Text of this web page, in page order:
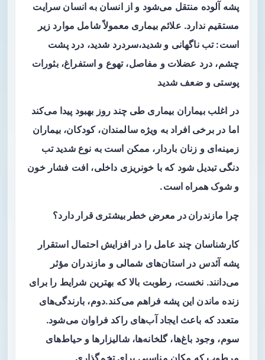
پشه آلوده منتقل می‌شود و از انسان به انسان سرایت
مستقیم ندارد. علائم بیماری معمولاً شامل موارد زیر
است: تب ناگهانی و شدید،سردرد شدید، درد پشت
چشم، درد عضلات و مفاصل، تهوع و استفراغ، بثورات
پوستی و ضعف شدید
در اغلب بیماران بیماری طی چند روز بهبود پیدا می‌کند
اما در برخی افراد به ویژه سالمندان، کودکان، بیماران
زمینه‌ای و زنان باردار، ممکن است به نوع شدید تب
دنگی تبدیل شود که با خونریزی داخلی، افت فشار خون
و شوک همراه است.
چرا مازندران در معرض خطر بیشتری قرار دارد؟
کارشناسان چند عامل را در افزایش احتمال استقرار
پشه آئدس در استان‌های شمالی و مازندران مؤثر
می‌دانند. نخست، رطوبت بالا که بهترین شرایط را برای
زنده ماندن این پشه فراهم می‌کند.دوم، بارندگی‌های
متعدد که باعث ایجاد آب‌های راکد فراوان می‌شود.
سوم، وجود باغ‌ها، گلخانه‌ها، شالیزارها و حیاط‌های